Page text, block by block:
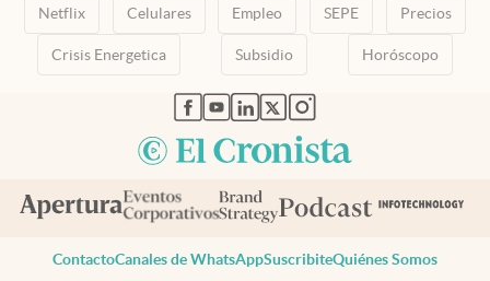
Netflix Celulares Empleo SEPE Precios
Crisis Energetica Subsidio Horóscopo
abre en nueva pestaña
abre en nueva pestaña
abre en nueva pestaña
abre en nueva pestaña
abre en nueva pestaña
ContactoCanales de WhatsAppSuscribiteQuiénes Somos